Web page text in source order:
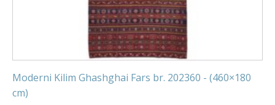
Moderni Kilim Ghashghai Fars br. 202360 - (460×180
cm)